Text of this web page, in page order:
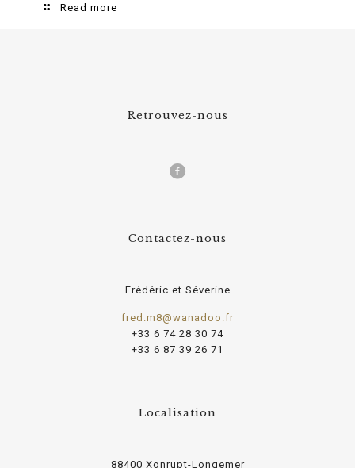
Read more
Retrouvez-nous
Contactez-nous
Frédéric et Séverine
fred.m8@wanadoo.fr
+33 6 74 28 30 74
+33 6 87 39 26 71
Localisation
88400 Xonrupt-Longemer